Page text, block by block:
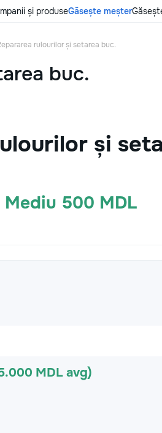
și produseGăsește meșter
rulourilor și setarea buc.
buc.
și
Mediu 500 MDL
MDL avg)